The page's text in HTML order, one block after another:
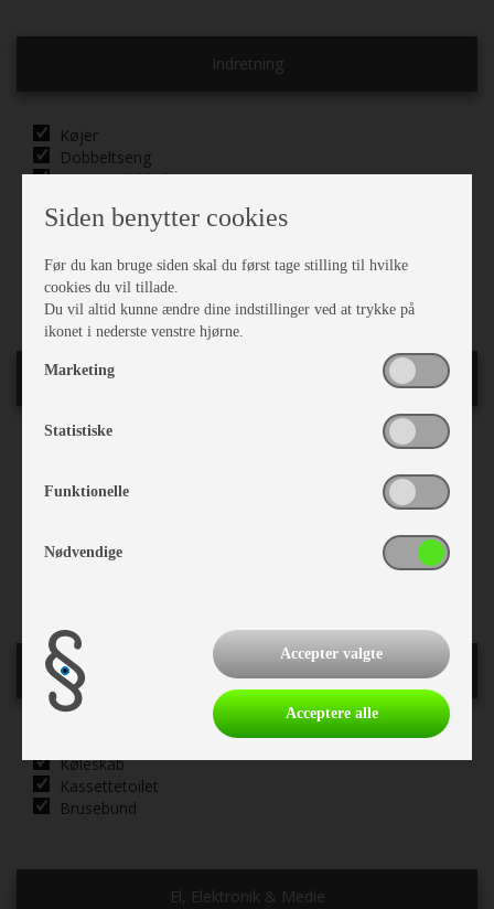
Indretning
Køjer
Dobbeltseng
Køjer & dobbeltseng
Hæve/sænkebord
Kassettegardiner
Rullegardiner
Stabilisator
Fluenetsdør
Køkken - Bad & Toilet
Køleskab
Kassettetoilet
Brusebund
El, Elektronik & Medie
Siden benytter cookies
Før du kan bruge siden skal du først tage stilling til hvilke
cookies du vil tillade.
Du vil altid kunne ændre dine indstillinger ved at trykke på
ikonet i nederste venstre hjørne.
Marketing
Statistiske
Funktionelle
Nødvendige
Accepter valgte
Acceptere alle